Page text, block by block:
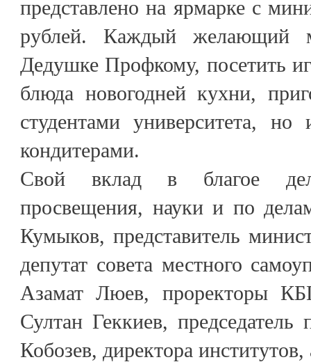
представлено на ярмарке с
рублей. Каждый желающий
Дедушке Профкому, посетить
блюда новогодней кухни,
студентами университета,
кондитерами.
Свой вклад в благое
просвещения, науки и по
Кумыков, представитель
депутат совета местного
Азамат Люев, проректоры
Султан Геккиев,
Кобозев, директора